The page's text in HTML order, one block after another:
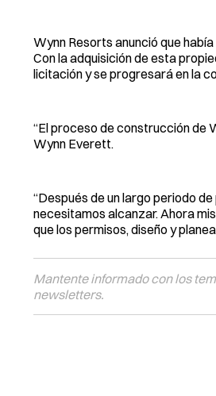
Wynn Resorts anunció que
Con la adquisición de esta
licitación y se progresará en la
“El proceso de construcción de
Wynn Everett.
“Después de un largo periodo
necesitamos alcanzar. Ahora
que los permisos, diseño y
Mantente informado con los
newsletters.